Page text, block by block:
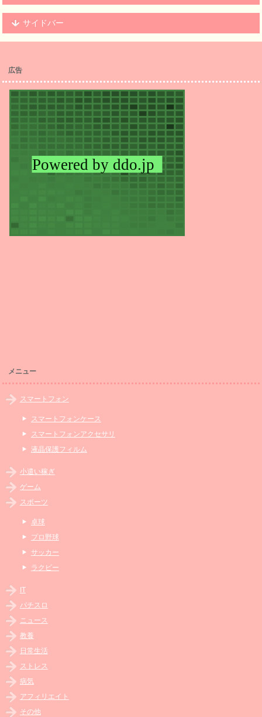
サイドバー
広告
メニュー
スマートフォン
スマートフォンケース
スマートフォンアクセサリ
液晶保護フィルム
小遣い稼ぎ
ゲーム
スポーツ
卓球
プロ野球
サッカー
ラクビー
IT
パチスロ
ニュース
教養
日常生活
ストレス
病気
アフィリエイト
その他